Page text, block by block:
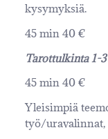
kysymyksiä.
45 min 40 €
Tarottulkinta 1-
45 min 40 €
Yleisimpiä
työ/uravalinnat,